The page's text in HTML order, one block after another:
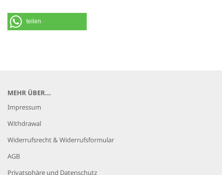
teilen
MEHR ÜBER...
Impressum
Withdrawal
Widerrufsrecht & Widerrufsformular
AGB
Privatsphäre und Datenschutz